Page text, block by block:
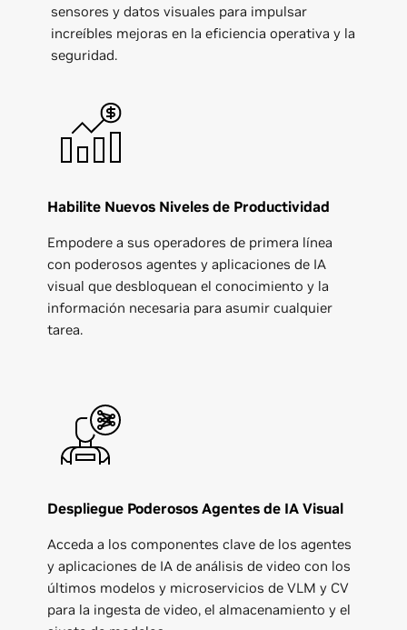
sensores y datos visuales para impulsar
increíbles mejoras en la eficiencia operativa y la
seguridad.
Habilite Nuevos Niveles de Productividad
Empodere a sus operadores de primera línea
con poderosos agentes y aplicaciones de IA
visual que desbloquean el conocimiento y la
información necesaria para asumir cualquier
tarea.
Despliegue Poderosos Agentes de IA Visual
Acceda a los componentes clave de los agentes
y aplicaciones de IA de análisis de video con los
últimos modelos y microservicios de VLM y CV
para la ingesta de video, el almacenamiento y el